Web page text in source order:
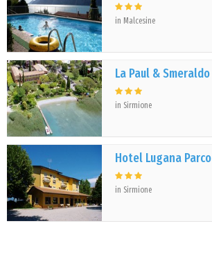
in Malcesine
La Paul & Smeraldo
in Sirmione
Hotel Lugana Parco
in Sirmione